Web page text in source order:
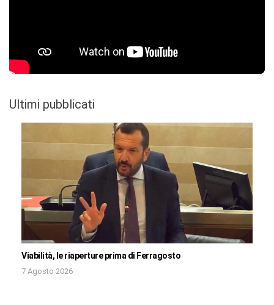
Ultimi pubblicati
Viabilità, le riaperture prima di Ferragosto
7 Agosto 2026